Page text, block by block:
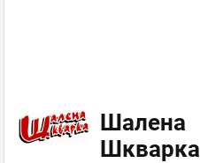
Шалена
Шкварка